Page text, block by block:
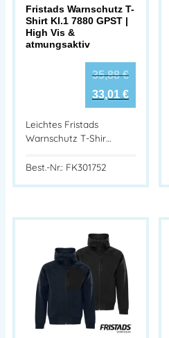
Fristads Warnschutz T-
Shirt Kl.1 7880 GPST |
High Vis &
atmungsaktiv
35,88€
33,01 €
Leichtes Fristads
Warnschutz T-Shir…
Best.-Nr.: FK301752